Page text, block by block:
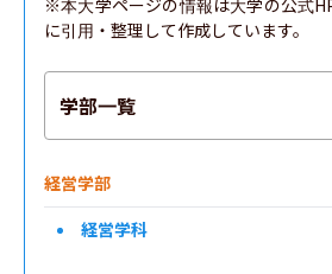
※本大学ページの情報は大学の公式
に引用・整理して作成しています。
学部一覧
経営学部
経営学科